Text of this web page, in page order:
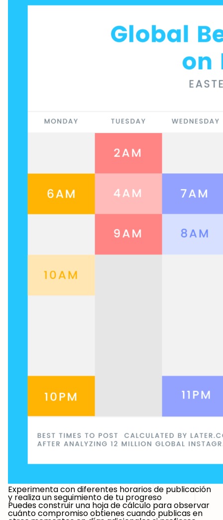
Experimenta con diferentes horarios de publicación
y realiza un seguimiento de tu progreso
Puedes construir una hoja de cálculo para observar
cuánto compromiso obtienes cuando publicas en